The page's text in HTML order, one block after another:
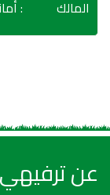
المالك :
عن ترفيهي